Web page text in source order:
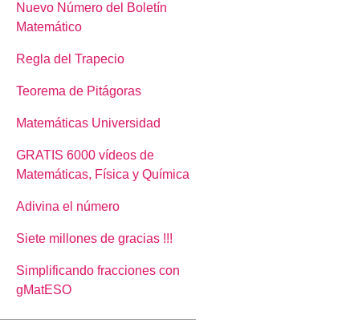
Nuevo Número del Boletín
Matemático
Regla del Trapecio
Teorema de Pitágoras
Matemáticas Universidad
GRATIS 6000 vídeos de
Matemáticas, Física y Química
Adivina el número
Siete millones de gracias !!!
Simplificando fracciones con
gMatESO